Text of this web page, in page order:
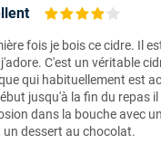
fois je bois ce cidre. Il
C'est un véritable
qui habituellement est
jusqu'à la fin du repas
dans la bouche avec
un dessert au chocolat.